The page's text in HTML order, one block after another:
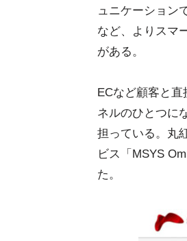
ュニケーション
など、よりスマ
がある。
ECなど顧客と
ネルのひとつに
担っている。丸
ビス「MSYS
た。